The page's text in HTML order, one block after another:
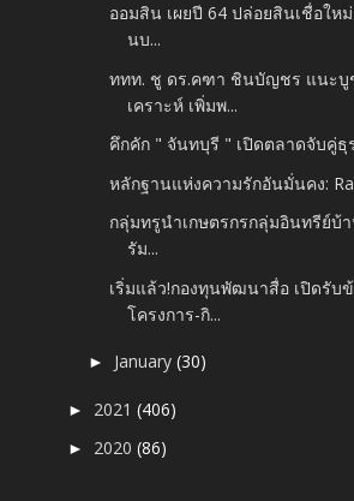
ออมสิน เผยปี 64 ปล่อยสินเชื่อให
นบ...
ททท. ชู ดร.คฑา ชินบัญชร แนะบู
เคราะห์ เพิ่มพ...
คึกคัก " จันทบุรี " เปิดตลาดจับคู่ธุ
หลักฐานแห่งความรักอันมั่นคง:
กลุ่มทรูนำเกษตรกรกลุ่มอินทรีย์บ้
รัม...
เริ่มแล้ว!กองทุนพัฒนาสื่อ เปิดรับ
โครงการ-กิ...
► January(30)
► 2021(406)
► 2020(86)